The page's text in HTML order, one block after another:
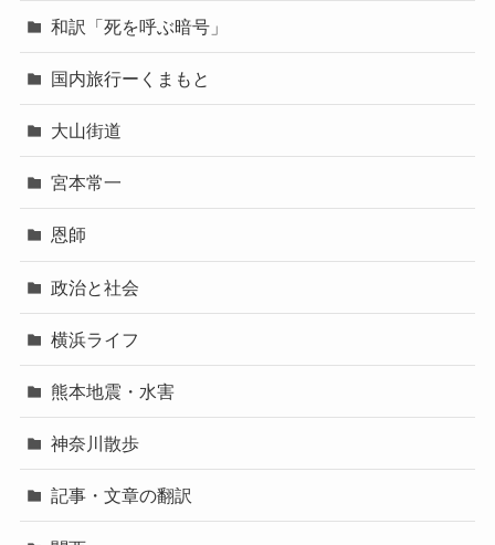
和訳「死を呼ぶ暗号」
国内旅行ーくまもと
大山街道
宮本常一
恩師
政治と社会
横浜ライフ
熊本地震・水害
神奈川散歩
記事・文章の翻訳